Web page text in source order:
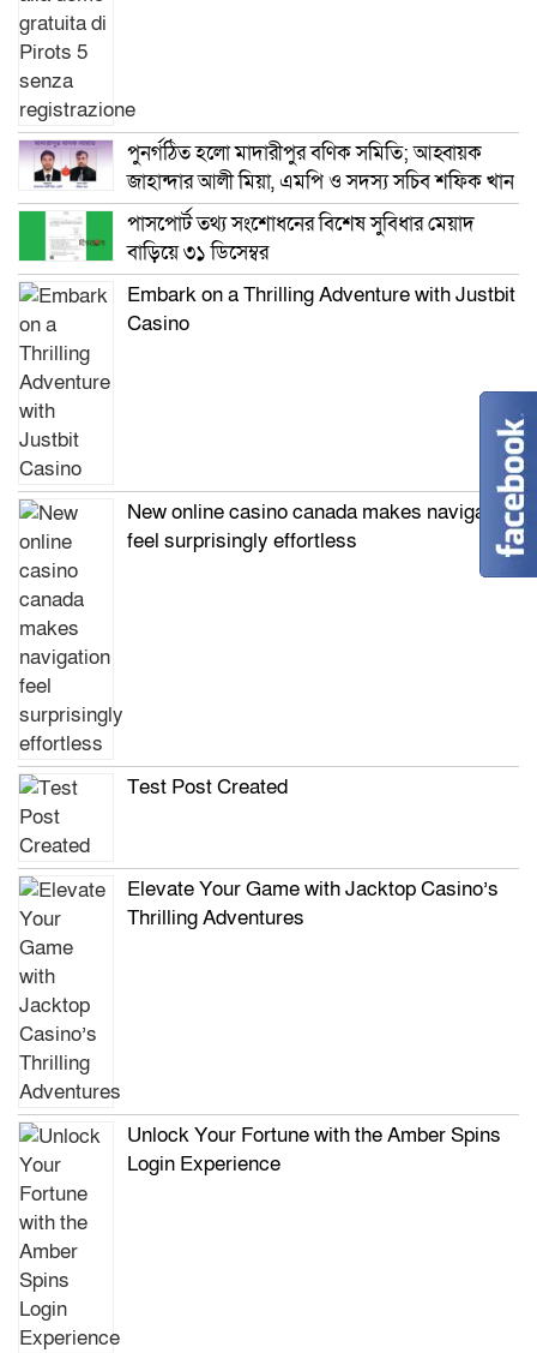
পুনর্গঠিত হলো মাদারীপুর বণিক সমিতি; আহ্বায়ক
জাহান্দার আলী মিয়া, এমপি ও সদস্য সচিব শফিক খান
পাসপোর্ট তথ্য সংশোধনের বিশেষ সুবিধার মেয়াদ
বাড়িয়ে ৩১ ডিসেম্বর
Embark on a Thrilling Adventure with Justbit
Casino
New online casino canada makes navigation
feel surprisingly effortless
Test Post Created
Elevate Your Game with Jacktop Casino’s
Thrilling Adventures
Unlock Your Fortune with the Amber Spins
Login Experience